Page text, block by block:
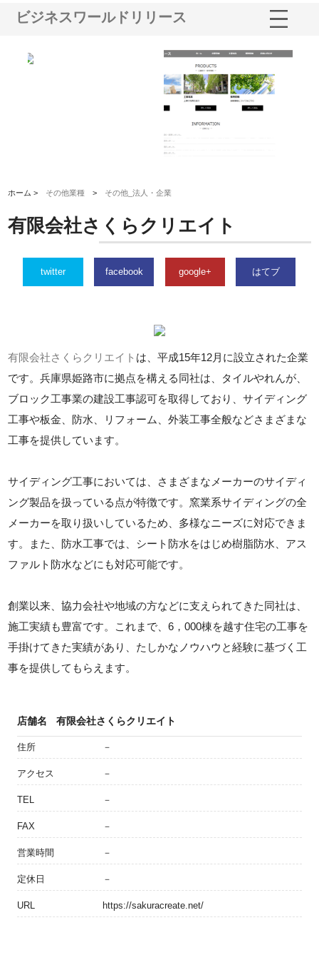
ビジネスワールドリリース
株式会社メタルエースの企業サ
イトが提供する充実した情報内
ホーム > その他業種 > その他_法人・企業
有限会社さくらクリエイト
twitter facebook google+ はてブ
有限会社さくらクリエイト は、平成15年12月に設立された企業
です。兵庫県姫路市に拠点を構える同社は、タイルやれんが、
ブロック工事業の建設工事認可を取得しており、サイディング
工事や板金、防水、リフォーム、外装工事全般などさまざまな
工事を提供しています。
サイディング工事においては、さまざまなメーカーのサイディ
ング製品を扱っている点が特徴です。窯業系サイディングの全
メーカーを取り扱いしているため、多様なニーズに対応できま
す。また、防水工事では、シート防水をはじめ樹脂防水、アス
ファルト防水などにも対応可能です。
創業以来、協力会社や地域の方などに支えられてきた同社は、
施工実績も豊富です。これまで、6，000棟を越す住宅の工事を
手掛けてきた実績があり、たしかなノウハウと経験に基づく工
事を提供してもらえます。
店舗名 有限会社さくらクリエイト
住所 －
アクセス －
TEL －
FAX －
営業時間 －
定休日 －
URL https://sakuracreate.net/